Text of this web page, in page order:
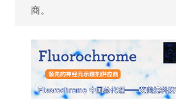
商。